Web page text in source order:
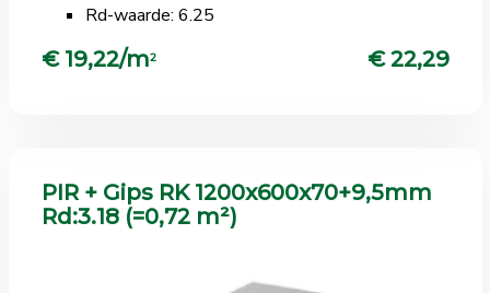
Rd-waarde: 6.25
€ 19,22/m2 € 22,29
PIR + Gips RK 1200x600x70+9,5mm
Rd:3.18 (=0,72 m²)